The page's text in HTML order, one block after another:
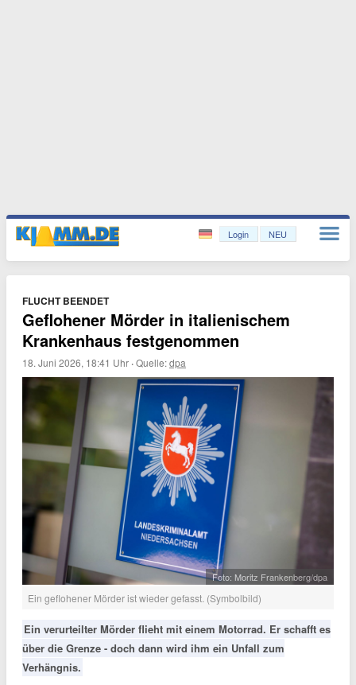
Login NEU
FLUCHT BEENDET
Geflohener Mörder in italienischem
Krankenhaus festgenommen
18. Juni 2026, 18:41 Uhr ·Quelle:dpa
Foto: Moritz Frankenberg/dpa
Ein geflohener Mörder ist wieder gefasst. (Symbolbild)
Ein verurteilter Mörder flieht mit einem Motorrad. Er schafft es
über die Grenze - doch dann wird ihm ein Unfall zum
Verhängnis.